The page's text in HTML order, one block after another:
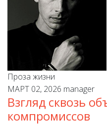
Проза жизни
МАРТ 02, 2026 manager
Взгляд сквозь
компромиссов